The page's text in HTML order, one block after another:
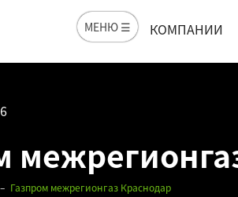
МЕНЮ ☰ КОМПАНИИ
Газпром межрегионгаз Краснодар